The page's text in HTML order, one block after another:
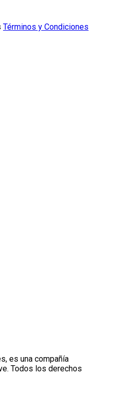
Términos y Condiciones
es una compañía
Todos los derechos